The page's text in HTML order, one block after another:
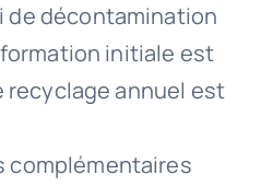
de décontamination
initiale est
recyclage annuel est
complémentaires